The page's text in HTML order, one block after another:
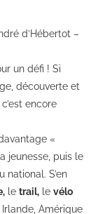
d’Hébertot –
un défi ! Si
découverte et
c’est encore
«
jeunesse, puis le
national. S’en
le trail, le vélo
Amérique